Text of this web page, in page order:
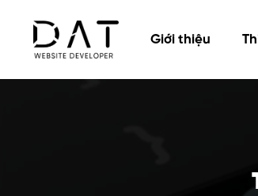
Giới thiệu